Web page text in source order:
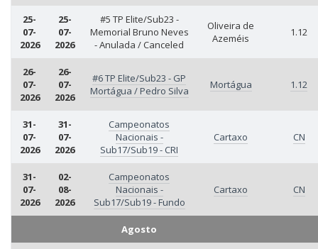
25-
07-
2026
25-
07-
2026
#5 TP Elite/Sub23 -
Memorial Bruno Neves
- Anulada / Canceled
Oliveira de
Azeméis
1.12
26-
07-
2026
26-
07-
2026
#6 TP Elite/Sub23 - GP
Mortágua / Pedro Silva
Mortágua 1.12
31-
07-
2026
31-
07-
2026
Campeonatos
Nacionais -
Sub17/Sub19 - CRI
Cartaxo CN
31-
07-
2026
02-
08-
2026
Campeonatos
Nacionais -
Sub17/Sub19 - Fundo
Cartaxo CN
Agosto